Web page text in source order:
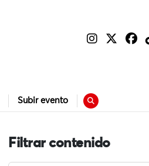
Subir evento
Filtrar contenido